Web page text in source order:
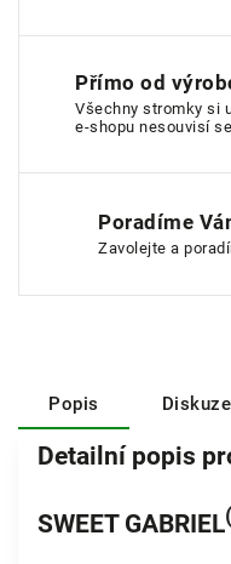
Přímo od
Všechny stromky si
e-shopu nesouvisí
Poradíme
Zavolejte a
Popis Diskuze
Detailní popis
SWEET GABRIEL